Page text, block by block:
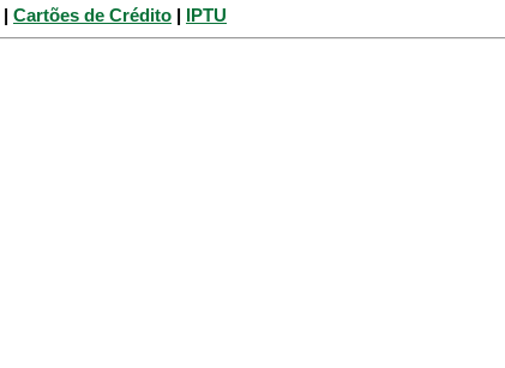
| Cartões de Crédito | IPTU